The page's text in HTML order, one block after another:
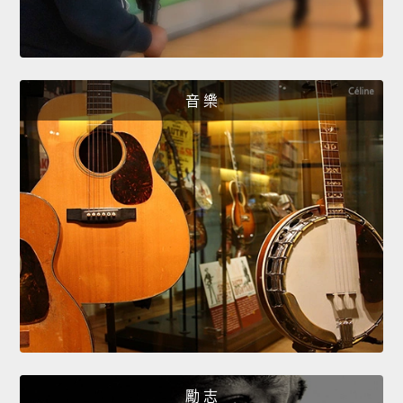
音 樂
勵 志